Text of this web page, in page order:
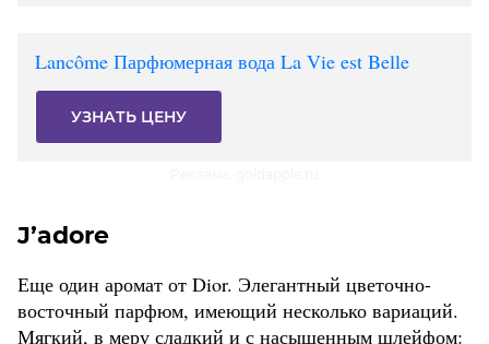
Lancôme Парфюмерная вода La Vie est Belle
УЗНАТЬ ЦЕНУ
J’adore
Еще один аромат от Dior. Элегантный цветочно-
восточный парфюм, имеющий несколько вариаций.
Мягкий, в меру сладкий и с насыщенным шлейфом: